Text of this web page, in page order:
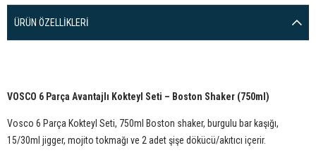
ÜRÜN ÖZELLIKLERI
VOSCO 6 Parça Avantajlı Kokteyl Seti – Boston Shaker (750ml)
Vosco 6 Parça Kokteyl Seti, 750ml Boston shaker, burgulu bar kaşığı,
15/30ml jigger, mojito tokmağı ve 2 adet şişe dökücü/akıtıcı içerir.